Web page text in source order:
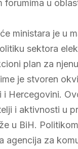
forumima u
ministara je u
sektora
plan za njenu
je stvoren
i Hercegovini.
i aktivnosti u
u BiH.
agencija za